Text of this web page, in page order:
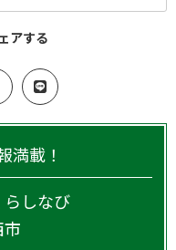
アする
満載！
しなび
市